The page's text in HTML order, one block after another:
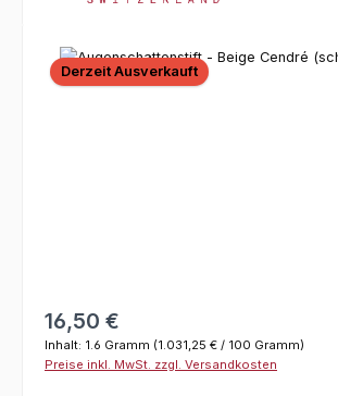
Bildergalerie überspringen
Derzeit Ausverkauft
Regulärer Preis:
16,50 €
Inhalt: 1.6 Gramm (1.031,25 € / 100 Gramm)
Preise inkl. MwSt. zzgl. Versandkosten